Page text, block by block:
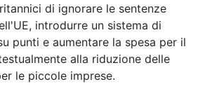
di ignorare le sentenze
introdurre un sistema di
punti e aumentare la spesa per il
alla riduzione delle
le piccole imprese.